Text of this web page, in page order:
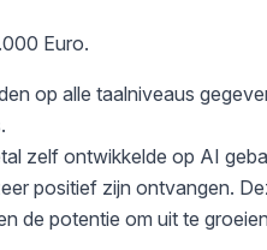
Euro.
op alle taalniveaus
zelf ontwikkelde op AI
positief zijn ontvangen.
de potentie om uit te